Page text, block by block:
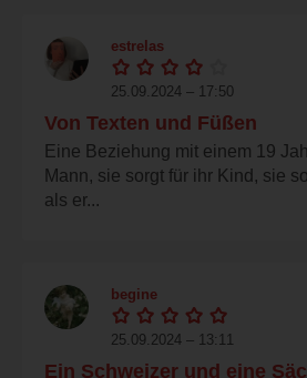
estrelas
25.09.2024 – 17:50
Von Texten und Füßen
Eine Beziehung mit einem 19
Mann, sie sorgt für ihr Kind, sie
als er...
begine
25.09.2024 – 13:11
Ein Schweizer und eine